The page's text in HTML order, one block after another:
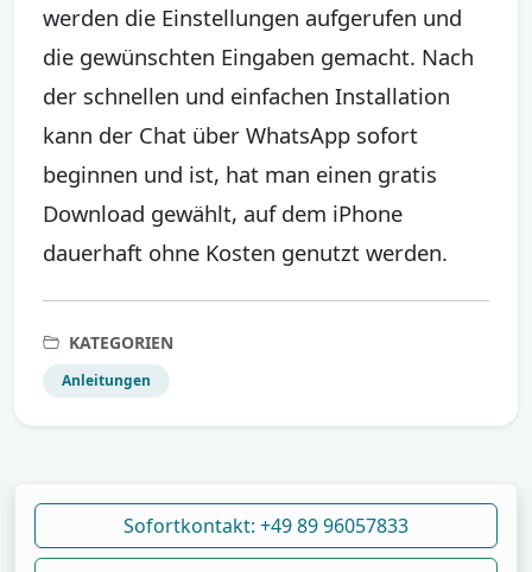
werden die Einstellungen aufgerufen und
die gewünschten Eingaben gemacht. Nach
der schnellen und einfachen Installation
kann der Chat über WhatsApp sofort
beginnen und ist, hat man einen gratis
Download gewählt, auf dem iPhone
dauerhaft ohne Kosten genutzt werden.
KATEGORIEN
Anleitungen
Sofortkontakt: +49 89 96057833